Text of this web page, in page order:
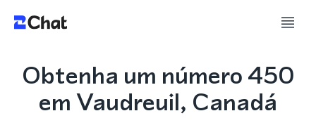
Obtenha um número 450
em Vaudreuil, Canadá